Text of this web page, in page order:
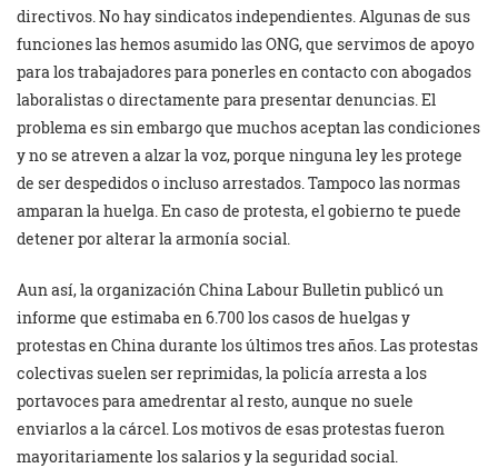
directivos. No hay sindicatos independientes. Algunas de sus
funciones las hemos asumido las ONG, que servimos de apoyo
para los trabajadores para ponerles en contacto con abogados
laboralistas o directamente para presentar denuncias. El
problema es sin embargo que muchos aceptan las condiciones
y no se atreven a alzar la voz, porque ninguna ley les protege
de ser despedidos o incluso arrestados. Tampoco las normas
amparan la huelga. En caso de protesta, el gobierno te puede
detener por alterar la armonía social.
Aun así, la organización China Labour Bulletin publicó un
informe que estimaba en 6.700 los casos de huelgas y
protestas en China durante los últimos tres años. Las protestas
colectivas suelen ser reprimidas, la policía arresta a los
portavoces para amedrentar al resto, aunque no suele
enviarlos a la cárcel. Los motivos de esas protestas fueron
mayoritariamente los salarios y la seguridad social.